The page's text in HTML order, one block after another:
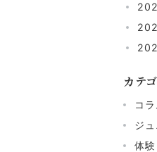
カテ
コラ
ジ
体